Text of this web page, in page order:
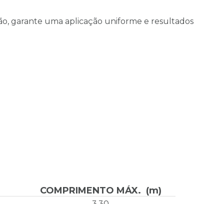
garante uma aplicação uniforme e resultados
COMPRIMENTO MÁX. (m)